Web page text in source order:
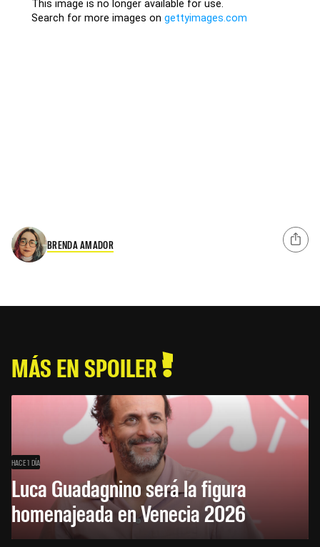
BRENDA AMADOR
MÁS EN SPOILER
HACE 1 DÍA
Luca Guadagnino será la figura
homenajeada en Venecia 2026